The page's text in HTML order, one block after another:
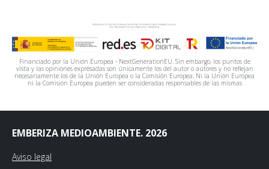
Financiado por la Unión Europea - NextGenerationEU. Sin embargo, los puntos de
vista y las opiniones expresadas son únicamente los del autor o autores y no reflejan
necesariamente los de la Unión Europea o la Comisión Europea. Ni la Unión Europea
ni la Comisión Europea pueden ser consideradas responsables de las mismas
EMBERIZA MEDIOAMBIENTE. 2026
Aviso legal